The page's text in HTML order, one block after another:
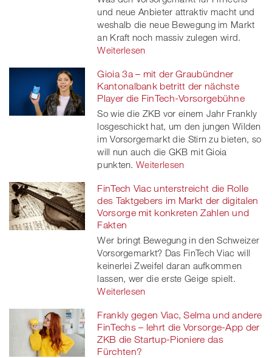
und neue Anbieter attraktiv macht und
weshalb die neue Bewegung im Markt
an Kraft noch massiv zulegen wird.
Weiterlesen
Gioia 3a – mit der Graubündner
Kantonalbank betritt der nächste
Player die FinTech-Vorsorgebühne
So wie die ZKB vor einem Jahr Frankly
losgeschickt hat, um den jungen Wilden
im Vorsorgemarkt die Stirn zu bieten, so
will nun auch die GKB mit Gioia
punkten. Weiterlesen
FinTech Viac unterstreicht die Rolle
des Taktgebers im Markt der digitalen
Vorsorge mit konkreten Zahlen und
Fakten
Wer bringt Bewegung in den Schweizer
Vorsorgemarkt? Das FinTech Viac will
keinerlei Zweifel daran aufkommen
lassen, wer die erste Geige spielt.
Weiterlesen
Frankly gegen Viac, Selma und andere
FinTechs – lehrt die Vorsorge-App der
ZKB die Startup-Pioniere das
Fürchten?